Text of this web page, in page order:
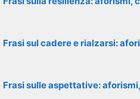
Frasi sul cadere e rialzarsi:
Frasi sulle aspettative: